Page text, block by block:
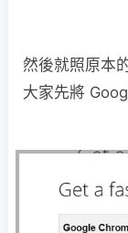
然後就照原本
大家先將